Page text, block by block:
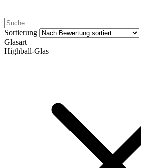
Sortierung
Glasart
Highball-Glas